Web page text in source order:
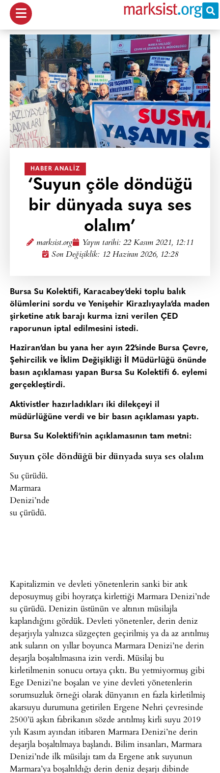
HABER ANALIZ
‘Suyun çöle döndüğü
bir dünyada suya ses
olalım’
marksist.org Yayın tarihi: 22 Kasım 2021, 12:11
Son Değişiklik: 12 Haziran 2026, 12:28
Bursa Su Kolektifi, Karacabey’deki toplu balık
ölümlerini sordu ve Yenişehir Kirazlıyayla’da maden
şirketine atık barajı kurma izni verilen ÇED
raporunun iptal edilmesini istedi.
Haziran’dan bu yana her ayın 22’sinde Bursa Çevre,
Şehircilik ve İklim Değişikliği İl Müdürlüğü önünde
basın açıklaması yapan Bursa Su Kolektifi 6. eylemi
gerçekleştirdi.
Aktivistler hazırladıkları iki dilekçeyi il
müdürlüğüne verdi ve bir basın açıklaması yaptı.
Bursa Su Kolektifi’nin açıklamasının tam metni:
Suyun çöle döndüğü bir dünyada suya ses olalım
Su çürüdü.
Marmara
Denizi’nde
su çürüdü.
Kapitalizmin ve devleti yönetenlerin sanki bir atık
deposuymuş gibi hoyratça kirlettiği Marmara Denizi’nde
su çürüdü. Denizin üstünün ve altının müsilajla
kaplandığını gördük. Devleti yönetenler, derin deniz
deşarjıyla yalnızca süzgeçten geçirilmiş ya da az arıtılmış
atık suların on yıllar boyunca Marmara Denizi’ne derin
deşarjla boşaltılmasına izin verdi. Müsilaj bu
kirletilmenin sonucu ortaya çıktı. Bu yetmiyormuş gibi
Ege Denizi’ne boşalan ve yine devleti yönetenlerin
sorumsuzluk örneği olarak dünyanın en fazla kirletilmiş
akarsuyu durumuna getirilen Ergene Nehri çevresinde
2500’ü aşkın fabrikanın sözde arıtılmış kirli suyu 2019
yılı Kasım ayından itibaren Marmara Denizi’ne derin
deşarjla boşaltılmaya başlandı. Bilim insanları, Marmara
Denizi’nde ilk müsilajı tam da Ergene atık suyunun
Marmara’ya boşaltıldığı derin deniz deşarjı dibinde